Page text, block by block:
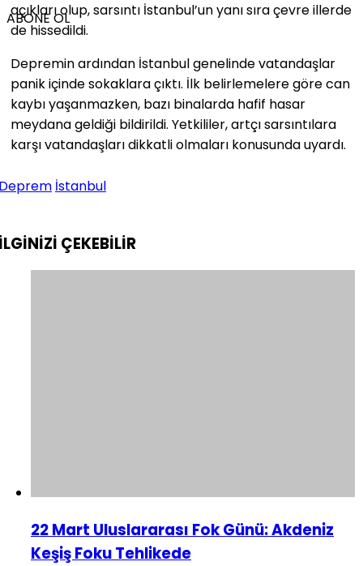
ABONE OL
açıkları olup, sarsıntı İstanbul’un yanı sıra çevre illerde
de hissedildi.
Depremin ardından İstanbul genelinde vatandaşlar
panik içinde sokaklara çıktı. İlk belirlemelere göre can
kaybı yaşanmazken, bazı binalarda hafif hasar
meydana geldiği bildirildi. Yetkililer, artçı sarsıntılara
karşı vatandaşları dikkatli olmaları konusunda uyardı.
İstanbul
ÇEKEBİLİR
22 Mart Uluslararası Fok Günü: Akdeniz
Keşiş Foku Tehlikede